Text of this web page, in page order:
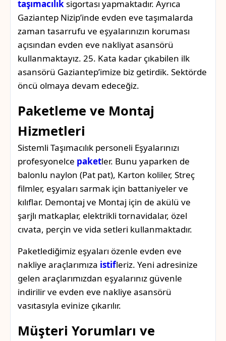
taşımacılık sigortası yapmaktadır. Ayrıca
Gaziantep Nizip’inde evden eve taşımalarda
zaman tasarrufu ve eşyalarınızın koruması
açısından evden eve nakliyat asansörü
kullanmaktayız. 25. Kata kadar çıkabilen ilk
asansörü Gaziantep’imize biz getirdik. Sektörde
öncü olmaya devam edeceğiz.
Paketleme ve Montaj
Hizmetleri
Sistemli Taşımacılık personeli Eşyalarınızı
profesyonelce paketler. Bunu yaparken de
balonlu naylon (Pat pat), Karton koliler, Streç
filmler, eşyaları sarmak için battaniyeler ve
kılıflar. Demontaj ve Montaj için de akülü ve
şarjlı matkaplar, elektrikli tornavidalar, özel
cıvata, perçin ve vida setleri kullanmaktadır.
Paketlediğimiz eşyaları özenle evden eve
nakliye araçlarımıza istifleriz. Yeni adresinize
gelen araçlarımızdan eşyalarınız güvenle
indirilir ve evden eve nakliye asansörü
vasıtasıyla evinize çıkarılır.
Müşteri Yorumları ve